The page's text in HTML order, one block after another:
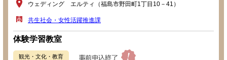
ウェディング エルティ（福島市野田町1丁目10－41）
共生社会・女性活躍推進課
体験学習教室
観光・文化・教育